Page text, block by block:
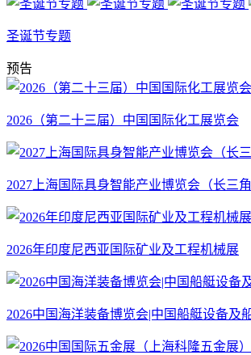
圣诞节专题
预告
2026（第二十三届）中国国际化工展览会
2027上海国际具身智能产业博览会（长三
2026年印度尼西亚国际矿业及工程机械展
2026中国海洋装备博览会|中国船艇设备及